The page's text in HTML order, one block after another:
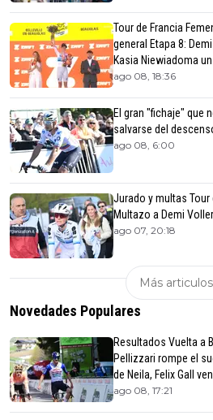
Tour de Francia
general Etapa 8:
Kasia Niewiadoma
ago 08, 18:36
El gran "fichaje" que
salvarse del
ago 08, 6:00
Jurado y multas Tour
Multazo a Demi
ago 07, 20:18
Más articulos
Novedades Populares
Resultados Vuelta a
Pellizzari rompe el
de Neila, Felix Gall
ago 08, 17:21